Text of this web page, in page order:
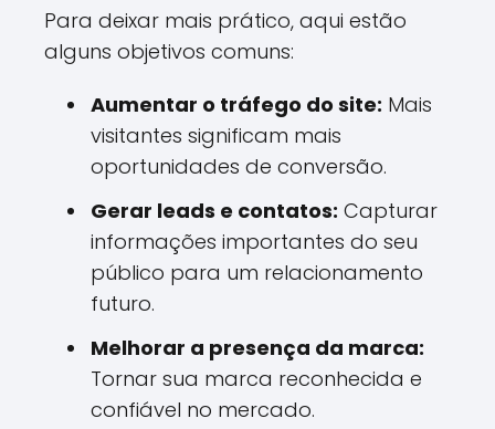
Para deixar mais prático, aqui estão
alguns objetivos comuns:
Aumentar o tráfego do site: Mais
visitantes significam mais
oportunidades de conversão.
Gerar leads e contatos: Capturar
informações importantes do seu
público para um relacionamento
futuro.
Melhorar a presença da marca:
Tornar sua marca reconhecida e
confiável no mercado.